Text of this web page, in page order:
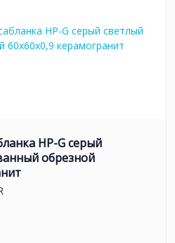
HP-G серый
обрезной